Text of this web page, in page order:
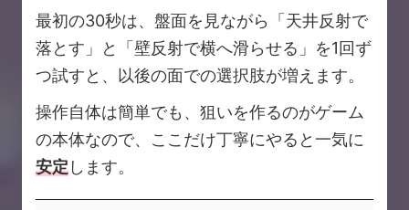
最初の30秒は、盤面を見ながら「天井反射で
落とす」と「壁反射で横へ滑らせる」を1回ず
つ試すと、以後の面での選択肢が増えます。
操作自体は簡単でも、狙いを作るのがゲーム
の本体なので、ここだけ丁寧にやると一気に
安定します。